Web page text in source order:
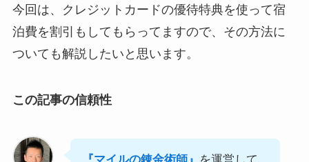
今回は、クレジットカードの優待特典を使って宿
泊費を割引もしてもらってますので、その方法に
ついても解説したいと思います。
この記事の信頼性